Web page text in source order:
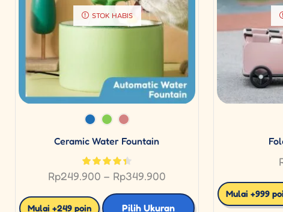
STOK HABIS
Ceramic Water Fountain
Rp249.900 – Rp349.900
Mulai +249 poin Pilih Ukuran
Mulai +999